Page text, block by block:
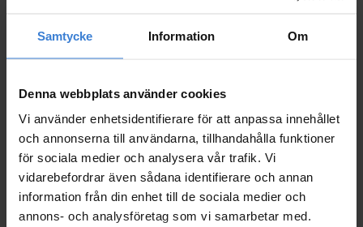
Samtycke Information Om
Denna webbplats använder cookies
Vi använder enhetsidentifierare för att anpassa innehållet
och annonserna till användarna, tillhandahålla funktioner
för sociala medier och analysera vår trafik. Vi
vidarebefordrar även sådana identifierare och annan
information från din enhet till de sociala medier och
annons- och analysföretag som vi samarbetar med.